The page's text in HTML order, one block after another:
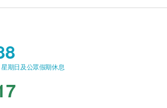
測，在腸癌患者中更容易升高。
定時段)而有所延長。
檢驗中心
天提出
期日及公眾假期休息